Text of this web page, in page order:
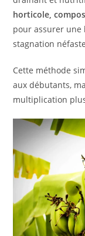
horticole,
pour assurer une
stagnation
Cette méthode
aux débutants,
multiplication